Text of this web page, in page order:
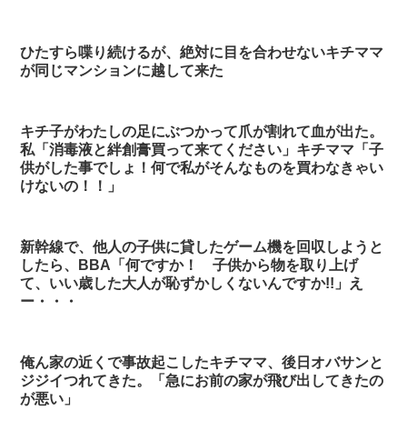
ひたすら喋り続けるが、絶対に目を合わせないキチママ
が同じマンションに越して来た
キチ子がわたしの足にぶつかって爪が割れて血が出た。
私「消毒液と絆創膏買って来てください」キチママ「子
供がした事でしょ！何で私がそんなものを買わなきゃい
けないの！！」
新幹線で、他人の子供に貸したゲーム機を回収しようと
したら、BBA「何ですか！ 子供から物を取り上げ
て、いい歳した大人が恥ずかしくないんですか!!」え
ー・・・
俺ん家の近くで事故起こしたキチママ、後日オバサンと
ジジイつれてきた。「急にお前の家が飛び出してきたの
が悪い」